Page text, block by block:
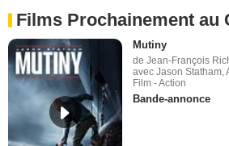
Films Prochainement au
Mutiny
de Jean-François
avec Jason Statham,
Film - Action
Bande-annonce